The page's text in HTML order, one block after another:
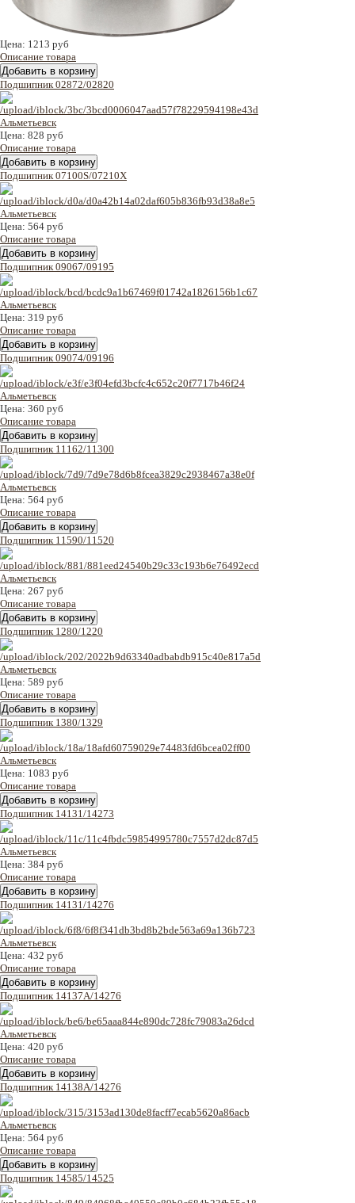
Цена: 1213 руб
Описание товара
Подшипник 02872/02820
Цена: 828 руб
Описание товара
Подшипник 07100S/07210X
Цена: 564 руб
Описание товара
Подшипник 09067/09195
Цена: 319 руб
Описание товара
Подшипник 09074/09196
Цена: 360 руб
Описание товара
Подшипник 11162/11300
Цена: 564 руб
Описание товара
Подшипник 11590/11520
Цена: 267 руб
Описание товара
Подшипник 1280/1220
Цена: 589 руб
Описание товара
Подшипник 1380/1329
Цена: 1083 руб
Описание товара
Подшипник 14131/14273
Цена: 384 руб
Описание товара
Подшипник 14131/14276
Цена: 432 руб
Описание товара
Подшипник 14137A/14276
Цена: 420 руб
Описание товара
Подшипник 14138A/14276
Цена: 564 руб
Описание товара
Подшипник 14585/14525